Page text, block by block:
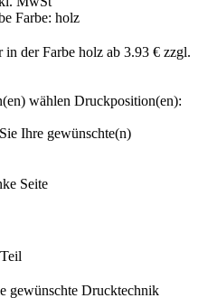
Farbe: holz
wählen Druckposition(en):
Ihre gewünschte(n)
Seite
gewünschte Drucktechnik